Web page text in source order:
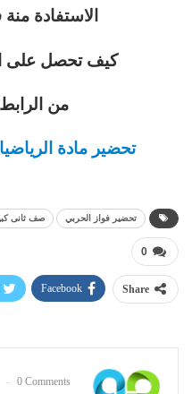
الاستفادة
كيف تحصل على
من
تحضير مادة
تحضير فواز الحربي صف ثانى
0
Share
Facebook
0 Comments